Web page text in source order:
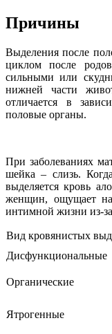
Причины
Выделения после
циклом после
сильными или
нижней части
отличается в
половые органы.
При заболеваниях
шейка – слизь.
выделяется кровь
женщин, ощущает на
интимной жизни из-
Вид кровянистых
Дисфункциональные
Органические
Ятрогенные